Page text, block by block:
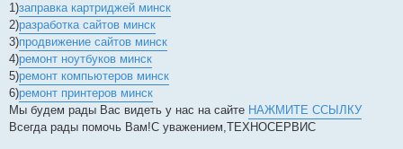
1)заправка картриджей минск
2)разработка сайтов минск
3)продвижение сайтов минск
4)ремонт ноутбуков минск
5)ремонт компьютеров минск
6)ремонт принтеров минск
Мы будем рады Вас видеть у нас на сайте НАЖМИТЕ ССЫЛКУ
Всегда рады помочь Вам!С уважением,ТЕХНОСЕРВИC